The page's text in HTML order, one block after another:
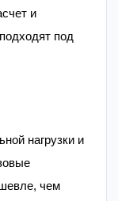
и
под
нагрузки и
чем